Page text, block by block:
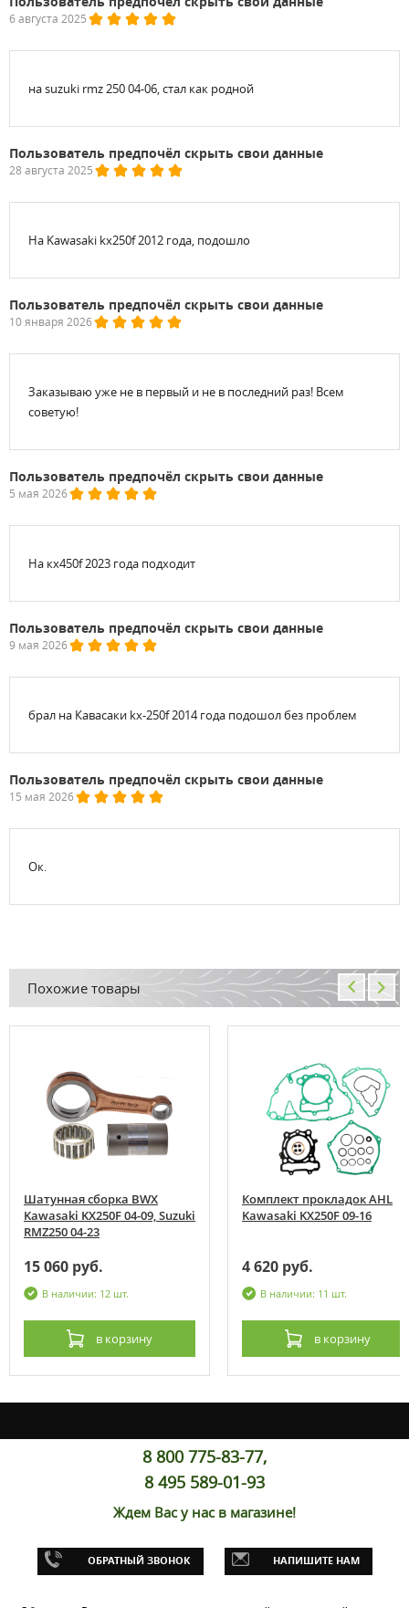
6 августа 2025
на suzuki rmz 250 04-06, стал как родной
Пользователь предпочёл скрыть свои данные
28 августа 2025
На Kawasaki kx250f 2012 года, подошло
Пользователь предпочёл скрыть свои данные
10 января 2026
Заказываю уже не в первый и не в последний раз! Всем
советую!
Пользователь предпочёл скрыть свои данные
5 мая 2026
На кх450f 2023 года подходит
Пользователь предпочёл скрыть свои данные
9 мая 2026
брал на Кавасаки kx-250f 2014 года подошол без проблем
Пользователь предпочёл скрыть свои данные
15 мая 2026
Ок.
Похожие товары
Шатунная сборка BWX
Kawasaki KX250F 04-09, Suzuki
RMZ250 04-23
15 060 руб.
В наличии: 12 шт.
в корзину
Комплект прокладок AHL
Kawasaki KX250F 09-16
4 620 руб.
В наличии: 11 шт.
в корзину
8 800 775-83-77,
8 495 589-01-93
Ждем Вас у нас в магазине!
ОБРАТНЫЙ ЗВОНОК НАПИШИТЕ НАМ